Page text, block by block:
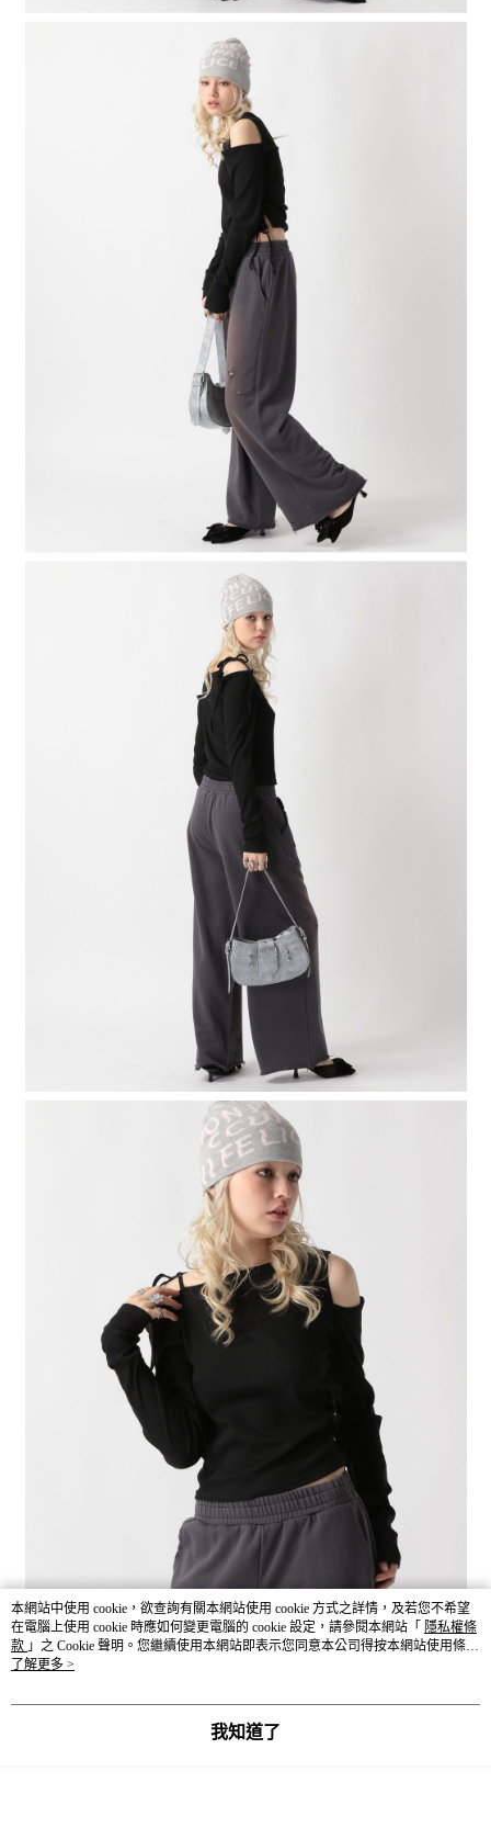
本網站中使用 cookie，欲查詢有關本網站使用 cookie 方式之詳情，及若您不希望
在電腦上使用 cookie 時應如何變更電腦的 cookie 設定，請參閱本網站「 隱私權條
款 」之 Cookie 聲明。您繼續使用本網站即表示您同意本公司得按本網站使用條款
之 Cookie 聲明使用 cookie。
了解更多 >
我知道了